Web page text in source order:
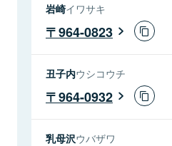
岩崎イワサキ
964-0823
丑子内ウシコウチ
964-0932
乳母沢ウバザワ